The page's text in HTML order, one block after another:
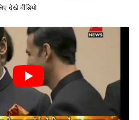
देखे वीडियो